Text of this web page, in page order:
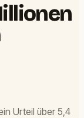
Urteil über 5,4